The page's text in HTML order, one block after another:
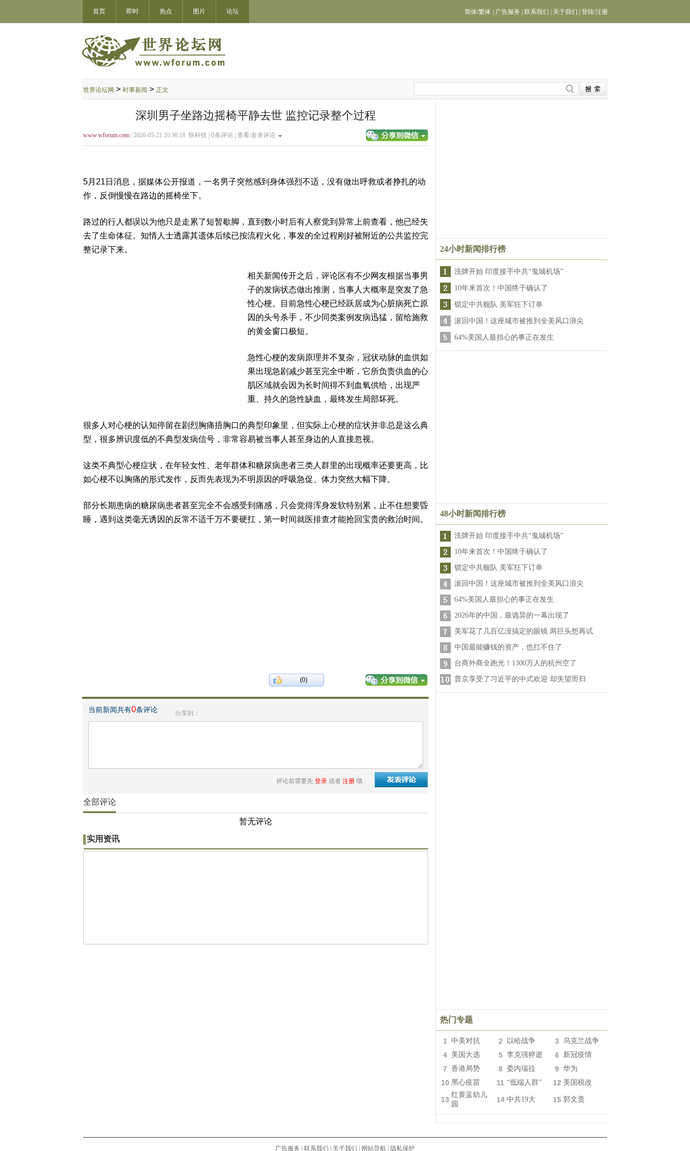
首页 即时 热点 图片 论坛 简体/繁体 广告服务 联系我们 关于我们 登陆/注册
世界论坛网 > 时事新闻 > 正文
深圳男子坐路边摇椅平静去世 监控记录整个过程
www.wforum.com | 2026-05-21 20:38:18 快科技 | 0条评论 | 查看/发表评论
5月21日消息，据媒体公开报道，一名男子突然感到身体强烈不适，没有做出呼救或者挣扎的动
作，反倒慢慢在路边的摇椅坐下。
路过的行人都误以为他只是走累了短暂歇脚，直到数小时后有人察觉到异常上前查看，他已经失
去了生命体征。知情人士透露其遗体后续已按流程火化，事发的全过程刚好被附近的公共监控完
整记录下来。
相关新闻传开之后，评论区有不少网友根据当事男
子的发病状态做出推测，当事人大概率是突发了急
性心梗。目前急性心梗已经跃居成为心脏病死亡原
因的头号杀手，不少同类案例发病迅猛，留给施救
的黄金窗口极短。
急性心梗的发病原理并不复杂，冠状动脉的血供如
果出现急剧减少甚至完全中断，它所负责供血的心
肌区域就会因为长时间得不到血氧供给，出现严
重、持久的急性缺血，最终发生局部坏死。
很多人对心梗的认知停留在剧烈胸痛捂胸口的典型印象里，但实际上心梗的症状并非总是这么典
型，很多辨识度低的不典型发病信号，非常容易被当事人甚至身边的人直接忽视。
这类不典型心梗症状，在年轻女性、老年群体和糖尿病患者三类人群里的出现概率还要更高，比
如心梗不以胸痛的形式发作，反而先表现为不明原因的呼吸急促、体力突然大幅下降。
部分长期患病的糖尿病患者甚至完全不会感受到痛感，只会觉得浑身发软特别累，止不住想要昏
睡，遇到这类毫无诱因的反常不适千万不要硬扛，第一时间就医排查才能抢回宝贵的救治时间。
(0)
当前新闻共有0条评论 分享到：
评论前需要先 登录 或者 注册 哦
全部评论
暂无评论
实用资讯
24小时新闻排行榜
洗牌开始 印度接手中共“鬼城机场”
10年来首次！中国终于确认了
锁定中共舰队 美军狂下订单
滚回中国！这座城市被推到全美风口浪尖
64%美国人最担心的事正在发生
48小时新闻排行榜
洗牌开始 印度接手中共“鬼城机场”
10年来首次！中国终于确认了
锁定中共舰队 美军狂下订单
滚回中国！这座城市被推到全美风口浪尖
64%美国人最担心的事正在发生
2026年的中国，最诡异的一幕出现了
美军花了几百亿没搞定的眼镜 两巨头想再试
中国最能赚钱的资产，也扛不住了
台商外商全跑光！1300万人的杭州空了
普京享受了习近平的中式欢迎 却失望而归
热门专题
1 中美对抗 2 以哈战争 3 乌克兰战争
4 美国大选 5 李克强猝逝 6 新冠疫情
7 香港局势 8 委内瑞拉 9 华为
10 黑心疫苗 11 “低端人群” 12 美国税改
13
红黄蓝幼儿
园
14 中共19大 15 郭文贵
广告服务 联系我们 关于我们 网站导航 隐私保护